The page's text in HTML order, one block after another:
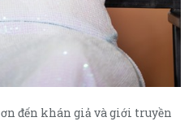
đến khán giả và giới truyền